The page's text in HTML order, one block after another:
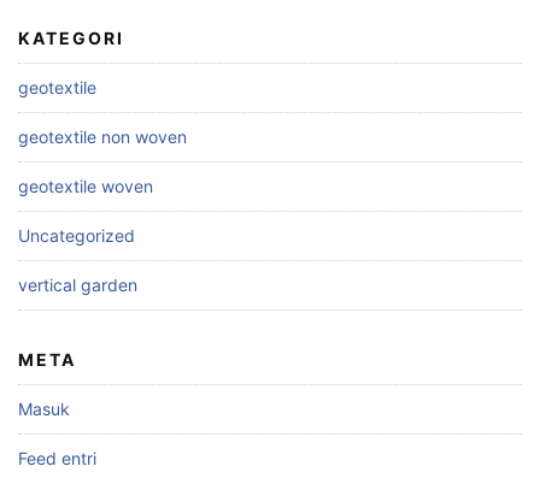
KATEGORI
geotextile
geotextile non woven
geotextile woven
Uncategorized
vertical garden
META
Masuk
Feed entri